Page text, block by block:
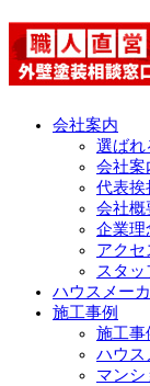
会社案内
選ばれ
会社案
代表挨
会社概
企業理
アクセ
スタッ
ハウスメー
施工事例
施工事
ハウス
マンシ